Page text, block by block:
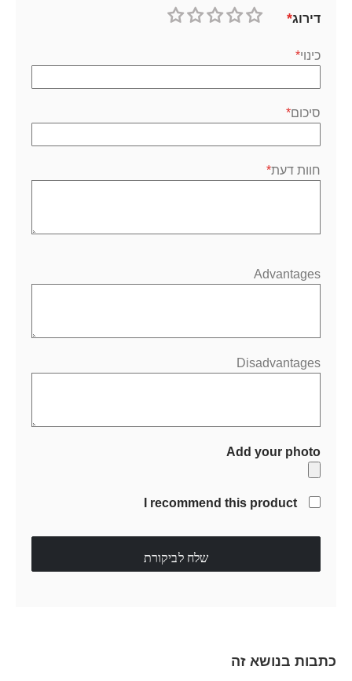
דירוג
כינוי
סיכום
חוות דעת
Advantages
Disadvantages
Add your photo
I recommend this product
שלח לביקורת
כתבות בנושא זה